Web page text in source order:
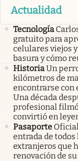
Actualidad
Tecnología
gratuito para
celulares viejos
basura y cómo
HistoriaUn
kilómetros de
encontrarse con
Una década
profesional
convirtió en
Pasaporte
entrada de
extranjeros que
renovación de